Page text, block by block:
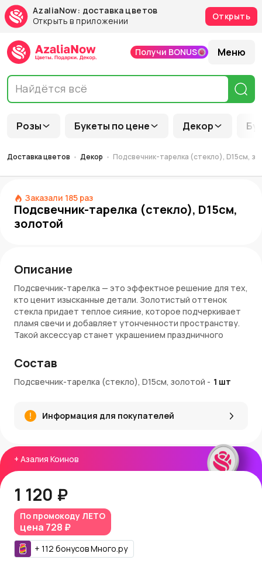
AzaliaNow: доставка цветов
Открыть в приложении
Открыть
Розы Букеты по цене Декор
Получи BONUS Меню
Доставка цветов Декор Подсвечник-тарелка (стекло), D15см,
Заказали 185 раз
Подсвечник-тарелка (стекло), D15см,
золотой
+ Азалия Коинов
1 120 ₽
По промокоду ЛЕТО
цена 728 ₽
+ 112 бонусовМного.ру
Описание
Подсвечник-тарелка — это эффектное решение для тех,
кто ценит изысканные детали. Золотистый оттенок
стекла придает теплое сияние, которое подчеркивает
пламя свечи и добавляет утонченности пространству.
Такой аксессуар станет украшением праздничного
Преимущества
Диаметр 15 см — достаточно места для одной
Золотой цвет придает изделию благородный вид
Прочное стекло устойчиво к нагреву и легко
Отлично сочетается с белыми, красными и
кремовыми свечами
Идеален для торжественного декора или фотозон
Купить с доставкой
Этот подсвечник можно купить на сайте AzaliaNow с
быстрой доставкой по Москве и Московской области. За
заказ начисляютсяАзалия Коины
возможность накапливать бонусы и получать скидки на
Состав
Подсвечник-тарелка (стекло), D15см, золотой - 1 шт
Информация для покупателей